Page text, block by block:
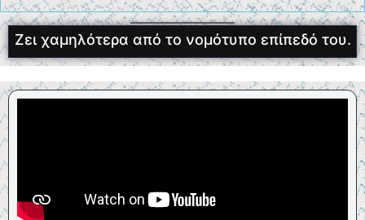
Ζει χαμηλότερα από το νομότυπο επίπεδό του.